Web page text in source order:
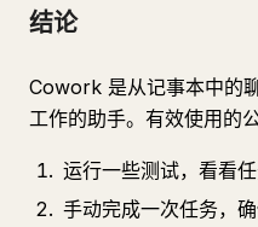
结论
Cowork 是从记事本中的
工作的助手。有效使用的公
运行一些测试，看看
手动完成一次任务，确